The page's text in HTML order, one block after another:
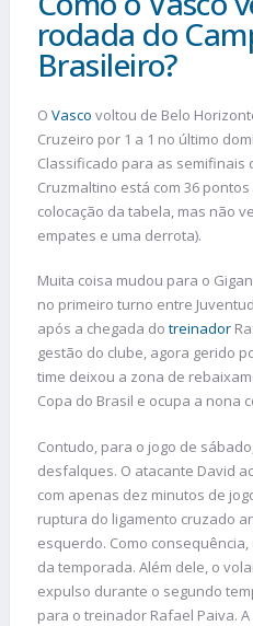
rodada do
Brasileiro?
O Vasco voltou de Belo
Cruzeiro por 1 a 1 no último
Classificado para as semifinais
Cruzmaltino está com 36
colocação da tabela, mas não
empates e uma derrota).
Muita coisa mudou para o
no primeiro turno entre
após a chegada do treinador
gestão do clube, agora gerido
time deixou a zona de
Copa do Brasil e ocupa a nona
Contudo, para o jogo de
desfalques. O atacante David
com apenas dez minutos de
ruptura do ligamento cruzado
esquerdo. Como
da temporada. Além dele, o
expulso durante o segundo
para o treinador Rafael Paiva.